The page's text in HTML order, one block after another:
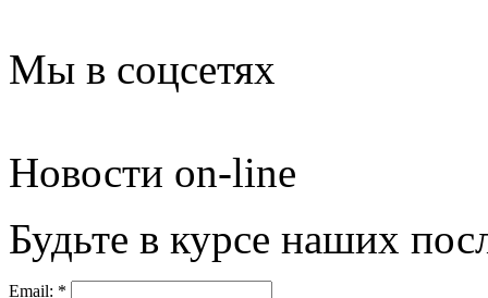
Мы в соцсетях
Новости on-line
Будьте в курсе наших
Email: *